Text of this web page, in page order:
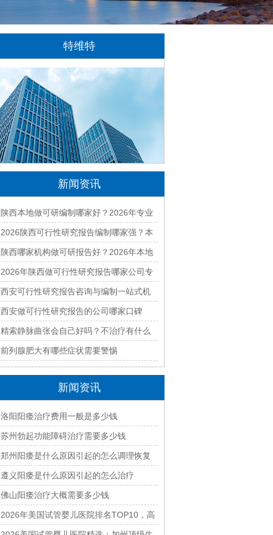
特维特
特维特科技（TecWit Technology）是一
家专注于数字化技术创新与应用的科技企业。
公司致力于为客户提供涵盖人工智能、软件开
发、网站建设、云计算、大数据及数字营销等
领域的综合解决方案...[详情]
新闻资讯
陕西本地做可研编制哪家好？2026年专业
可行性研究机构精选
2026陕西可行性研究报告编制哪家强？本
地口碑好的公司推荐
陕西哪家机构做可研报告好？2026年本地
优质编制单位盘点
2026年陕西做可行性研究报告哪家公司专
业靠谱值得推荐
西安可行性研究报告咨询与编制一站式机
构如何选？2026年全流程服务解析
西安做可行性研究报告的公司哪家口碑
好？2026年本地资深编制团队推荐
精索静脉曲张会自己好吗？不治疗有什么
后果
前列腺肥大有哪些症状需要警惕
新闻资讯
洛阳阳痿治疗费用一般是多少钱
苏州勃起功能障碍治疗需要多少钱
郑州阳痿是什么原因引起的怎么调理恢复
遵义阳痿是什么原因引起的怎么治疗
佛山阳痿治疗大概需要多少钱
2026年美国试管婴儿医院排名TOP10，高